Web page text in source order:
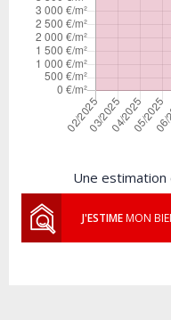
Une estimation
J'ESTIMEMON